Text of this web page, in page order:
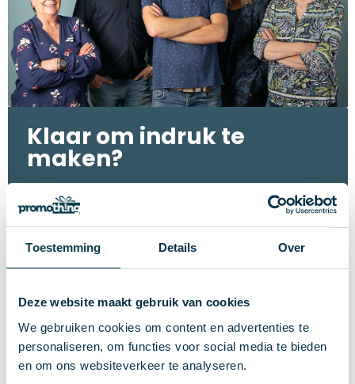
Toestemming Details Over
Deze website maakt gebruik van cookies
We gebruiken cookies om content en advertenties te
personaliseren, om functies voor social media te bieden
en om ons websiteverkeer te analyseren.
Klaar om indruk te
maken?
Wij zijn Promothing: jouw specialist in creatieve,
duurzame relatiegeschenken en promotionele
branding. Met meer dan vijftien jaar ervaring
selecteren we persoonlijk de mooiste producten
die écht bij jouw organisatie passen – en dat
Of je nu een klein bedankje zoekt of een groot
event wilt aankleden, bij ons krijg je snelle
levertijden, flexibele aantallen en deskundig
advies.